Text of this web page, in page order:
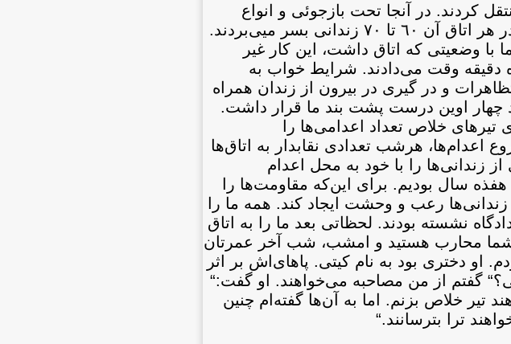
منتقل كردند. در آنجا تحت بازجوئی و انواع
شكنجه قرار گرفتم. پس از طی دوران بازجوئی و شكنجه، به بند سه منتقل شدم كه در هر اتاق آن ٦٠ تا ٧٠ زندانی بسر ميی‌بردند.
وضعيتی كه اتاق داشت، اين كار غير
دقيقه وقت می‌دادند. شرايط خواب به
و در گيری در بيرون از زندان همراه
چهار اوين درست پشت بند ما قرار داشت.
روی تيرهای خلاص تعداد اعدامی‌ها را
هرشب تعدادی نقابدار به اتاق‌ها
زندانی‌ها را با خود به محل اعدام
سال بوديم. برای اين‌كه مقاومت‌ها را
رعب و وحشت ايجاد كند. همه ما را
كرده در سالن دادگاه نشسته بودند. لحظاتی بعد ما را به اتاق
شما محارب هستيد و امشب، شب آخر عمرتان
دختری بود به نام كيتی. پاهای‌اش بر اثر
گفتم از من مصاحبه می‌خواهند. او گفت:“
تير خلاص بزنم. اما به آن‌ها گفته‌ام چنين
ترا بترسانند.“‌